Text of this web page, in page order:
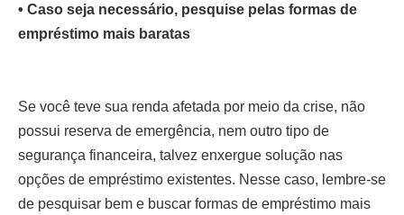
• Caso seja necessário, pesquise pelas formas de
empréstimo mais baratas
Se você teve sua renda afetada por meio da crise, não
possui reserva de emergência, nem outro tipo de
segurança financeira, talvez enxergue solução nas
opções de empréstimo existentes. Nesse caso, lembre-se
de pesquisar bem e buscar formas de empréstimo mais